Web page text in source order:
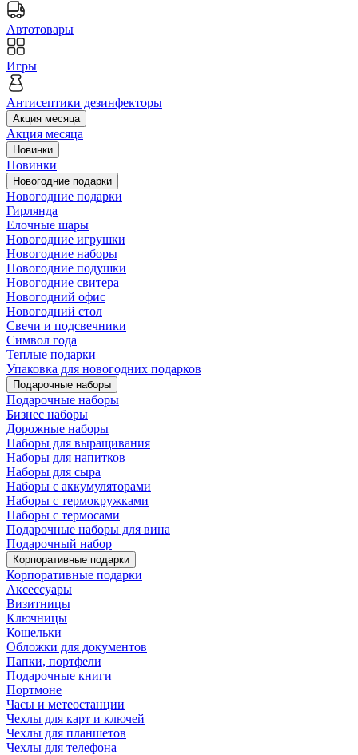
Автотовары
Игры
Антисептики дезинфекторы
Акция месяца
Акция месяца
Новинки
Новинки
Новогодние подарки
Новогодние подарки
Гирлянда
Елочные шары
Новогодние игрушки
Новогодние наборы
Новогодние подушки
Новогодние свитера
Новогодний офис
Новогодний стол
Свечи и подсвечники
Символ года
Теплые подарки
Упаковка для новогодних подарков
Подарочные наборы
Подарочные наборы
Бизнес наборы
Дорожные наборы
Наборы для выращивания
Наборы для напитков
Наборы для сыра
Наборы с аккумуляторами
Наборы с термокружками
Наборы с термосами
Подарочные наборы для вина
Подарочный набор
Корпоративные подарки
Корпоративные подарки
Аксессуары
Визитницы
Ключницы
Кошельки
Обложки для документов
Папки, портфели
Подарочные книги
Портмоне
Часы и метеостанции
Чехлы для карт и ключей
Чехлы для планшетов
Чехлы для телефона